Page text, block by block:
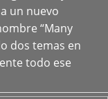
un nuevo
“Many
dos temas en
todo ese